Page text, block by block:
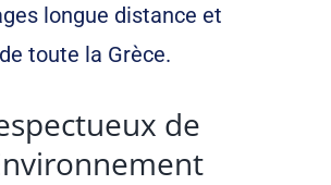
longue distance et
toute la Grèce.
de